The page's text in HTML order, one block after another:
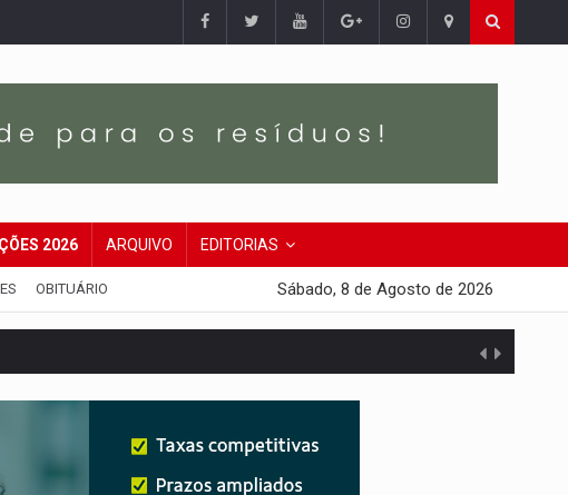
2026 ARQUIVO EDITORIAS
OBITUÁRIO Sábado, 8 de Agosto de 2026